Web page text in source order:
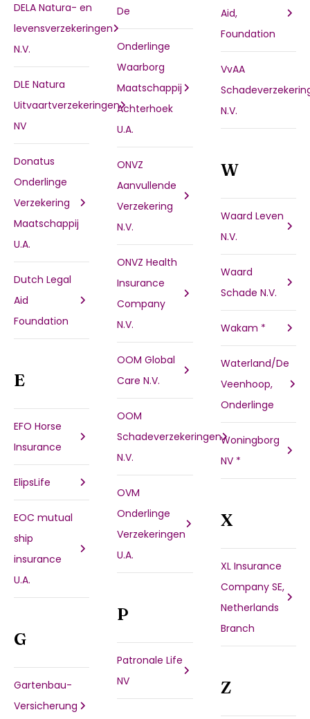
DELA Natura- en
levensverzekeringen
N.V.
DLE Natura
Uitvaartverzekeringen
NV
Donatus
Onderlinge
Verzekering
Maatschappij
U.A.
Dutch Legal
Aid
Foundation
E
EFO Horse
Insurance
ElipsLife
EOC mutual
ship
insurance
U.A.
G
Gartenbau-
Versicherung
De
Onderlinge
Waarborg
Maatschappij
Achterhoek
U.A.
ONVZ
Aanvullende
Verzekering
N.V.
ONVZ Health
Insurance
Company
N.V.
OOM Global
Care N.V.
OOM
Schadeverzekeringen
N.V.
OVM
Onderlinge
Verzekeringen
U.A.
P
Patronale Life
NV
Aid,
Foundation
VvAA
N.V.
W
Waard Leven
N.V.
Waard
Schade N.V.
Wakam *
Waterland/De
Veenhoop,
Onderlinge
Woningborg
NV *
X
XL Insurance
Company SE,
Netherlands
Branch
Z